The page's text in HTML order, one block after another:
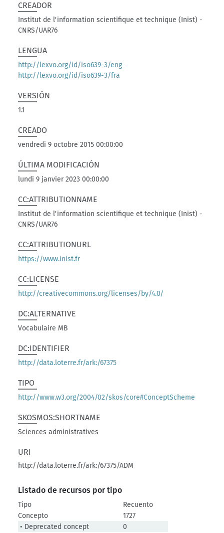
CREADOR
Institut de l'information scientifique et technique (Inist) -
CNRS/UAR76
LENGUA
http://lexvo.org/id/iso639-3/eng
http://lexvo.org/id/iso639-3/fra
VERSIÓN
1.1
CREADO
vendredi 9 octobre 2015 00:00:00
ÚLTIMA MODIFICACIÓN
lundi 9 janvier 2023 00:00:00
CC:ATTRIBUTIONNAME
Institut de l'information scientifique et technique (Inist) -
CNRS/UAR76
CC:ATTRIBUTIONURL
https://www.inist.fr
CC:LICENSE
http://creativecommons.org/licenses/by/4.0/
DC:ALTERNATIVE
Vocabulaire MB
DC:IDENTIFIER
http://data.loterre.fr/ark:/67375
TIPO
http://www.w3.org/2004/02/skos/core#ConceptScheme
SKOSMOS:SHORTNAME
Sciences administratives
URI
http://data.loterre.fr/ark:/67375/ADM
Listado de recursos por tipo
Tipo
Recuento
Concepto
1727
• Deprecated concept
0